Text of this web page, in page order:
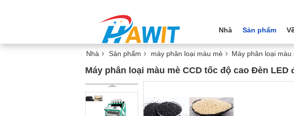
Nhà Sản phẩm
Nhà Sản phẩm máy phân loại màu mè Máy phân loại
Máy phân loại màu mè CCD tốc độ cao Đèn LED